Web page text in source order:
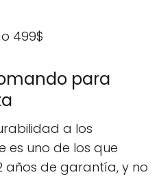
499$
para
a los
es uno de los que
de garantía, y no